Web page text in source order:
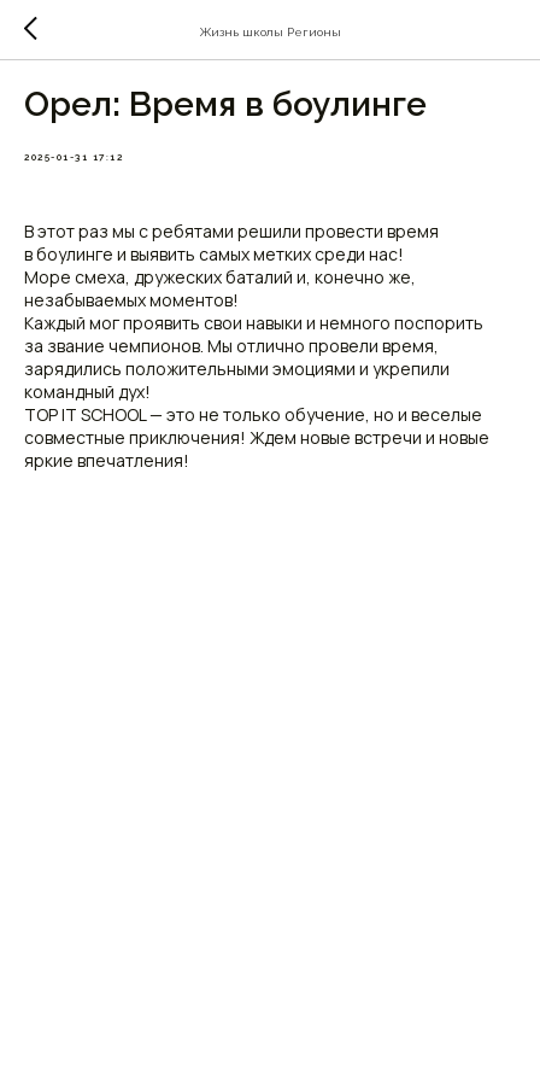
Жизнь школы Регионы
Орел: Время в боулинге
2025-01-31 17:12
В этот раз мы с ребятами решили провести время
в боулинге и выявить самых метких среди нас!
Море смеха, дружеских баталий и, конечно же,
незабываемых моментов!
Каждый мог проявить свои навыки и немного поспорить
за звание чемпионов. Мы отлично провели время,
зарядились положительными эмоциями и укрепили
командный дух!
TOP IT SCHOOL — это не только обучение, но и веселые
совместные приключения! Ждем новые встречи и новые
яркие впечатления!